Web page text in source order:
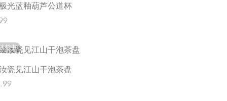
光蓝釉葫芦公道杯
货中
瓷见江山干泡茶盘